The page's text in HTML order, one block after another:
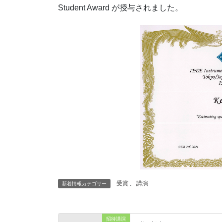
Student Award が授与されました。
新着情報カテゴリー 受賞 、 講演
招待講演